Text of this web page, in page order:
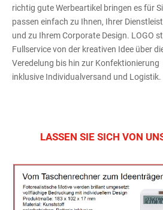
richtig gute Werbeartikel bringen es für
passen einfach zu Ihnen, Ihrer
und zu Ihrem Corporate Design. LOGO
Fullservice von der kreativen Idee über
Veredelung bis hin zur Konfektionierung
inklusive Individualversand und Logistik.
LASSEN SIE SICH VON